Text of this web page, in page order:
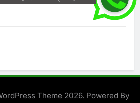
Theme 2026. Powered By